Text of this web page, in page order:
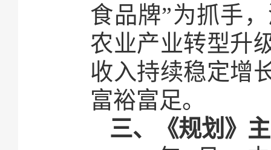
食品牌”为抓手
农业产业转型升
收入持续稳定增
富裕富足。
三、《规划》